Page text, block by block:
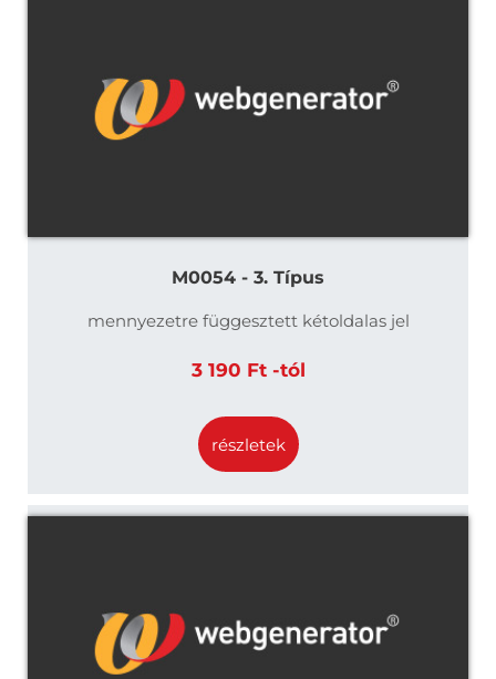
M0054 - 3. Típus
mennyezetre függesztett kétoldalas jel
3 190 Ft -tól
részletek